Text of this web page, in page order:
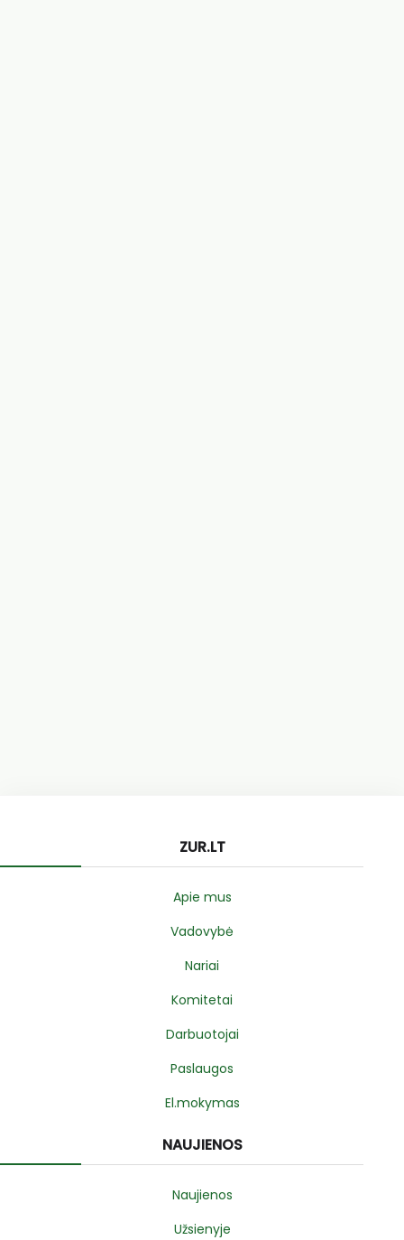
ZUR.LT
Apie mus
Vadovybė
Nariai
Komitetai
Darbuotojai
Paslaugos
El.mokymas
NAUJIENOS
Naujienos
Užsienyje